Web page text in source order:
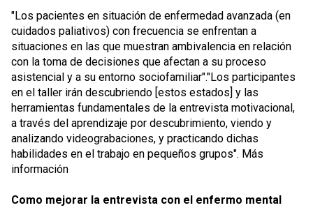
"Los pacientes en situación de enfermedad avanzada (en
cuidados paliativos) con frecuencia se enfrentan a
situaciones en las que muestran ambivalencia en relación
con la toma de decisiones que afectan a su proceso
asistencial y a su entorno sociofamiliar"."Los participantes
en el taller irán descubriendo [estos estados] y las
herramientas fundamentales de la entrevista motivacional,
a través del aprendizaje por descubrimiento, viendo y
analizando videograbaciones, y practicando dichas
habilidades en el trabajo en pequeños grupos". Más
información
Como mejorar la entrevista con el enfermo mental